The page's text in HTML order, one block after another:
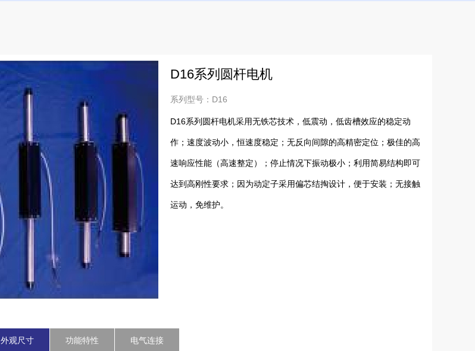
D16系列圆杆电机
系列型号：D16
D16系列圆杆电机采用无铁芯技术，低震动，低齿槽效应的稳定动
作；速度波动小，恒速度稳定；无反向间隙的高精密定位；极佳的高
速响应性能（高速整定）；停止情况下振动极小；利用简易结构即可
达到高刚性要求；因为动定子采用偏芯结掏设计，便于安装；无接触
运动，免维护。
外观尺寸 功能特性 电气连接